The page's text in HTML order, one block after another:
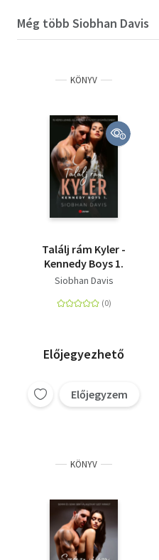
Még több Siobhan Davis
KÖNYV
Találj rám Kyler -
Kennedy Boys 1.
Siobhan Davis
Előjegyezhető
Előjegyzem
KÖNYV